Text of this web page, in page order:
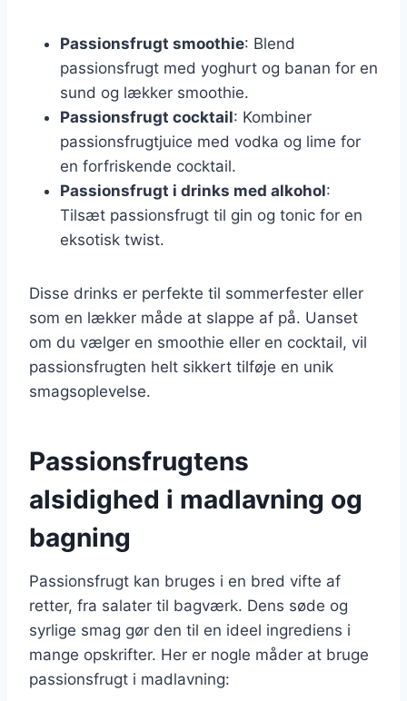
Passionsfrugt smoothie: Blend
passionsfrugt med yoghurt og banan for en
sund og lækker smoothie.
Passionsfrugt cocktail: Kombiner
passionsfrugtjuice med vodka og lime for
en forfriskende cocktail.
Passionsfrugt i drinks med alkohol:
Tilsæt passionsfrugt til gin og tonic for en
eksotisk twist.
Disse drinks er perfekte til sommerfester eller
som en lækker måde at slappe af på. Uanset
om du vælger en smoothie eller en cocktail, vil
passionsfrugten helt sikkert tilføje en unik
smagsoplevelse.
Passionsfrugtens
alsidighed i madlavning og
bagning
Passionsfrugt kan bruges i en bred vifte af
retter, fra salater til bagværk. Dens søde og
syrlige smag gør den til en ideel ingrediens i
mange opskrifter. Her er nogle måder at bruge
passionsfrugt i madlavning: